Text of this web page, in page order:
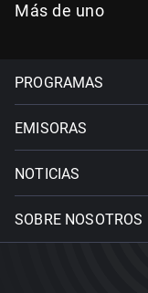
Más de uno
PROGRAMAS
EMISORAS
NOTICIAS
SOBRE NOSOTROS